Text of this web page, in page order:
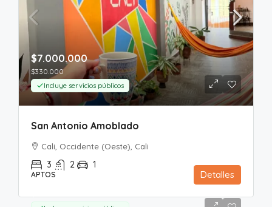
$7.000.000
$330.000
Incluye servicios públicos
San Antonio Amoblado
Cali, Occidente (Oeste), Cali
3 2 1
APTOS Detalles
Mes$4.500.000